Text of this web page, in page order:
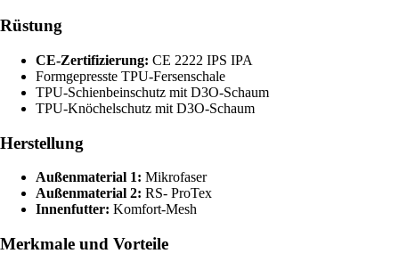
Rüstung
CE-Zertifizierung: CE 2222 IPS IPA
Formgepresste TPU-Fersenschale
TPU-Schienbeinschutz mit D3O-Schaum
TPU-Knöchelschutz mit D3O-Schaum
Herstellung
Außenmaterial 1: Mikrofaser
Außenmaterial 2: RS- ProTex
Innenfutter: Komfort-Mesh
Merkmale und Vorteile